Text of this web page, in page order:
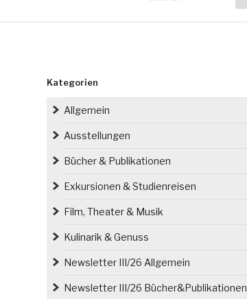
nach:
Kategorien
Allgemein
Ausstellungen
Bücher & Publikationen
Exkursionen & Studienreisen
Film, Theater & Musik
Kulinarik & Genuss
Newsletter III/26 Allgemein
Newsletter III/26 Bücher&Publikationen